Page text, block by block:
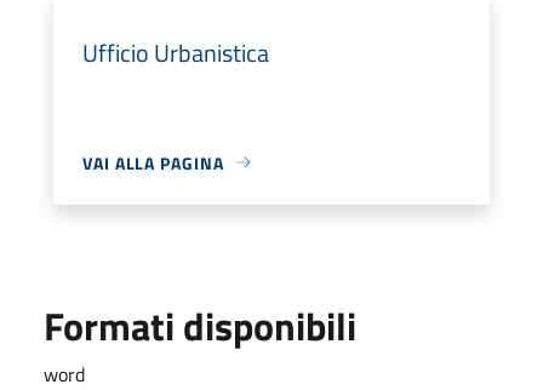
Ufficio Urbanistica
VAI ALLA PAGINA
Formati disponibili
word